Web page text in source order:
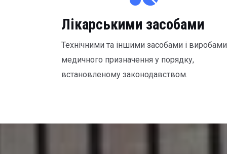
Лікарськими засобами
Технічними та іншими засобами і виробами
медичного призначення у порядку,
встановленому законодавством.